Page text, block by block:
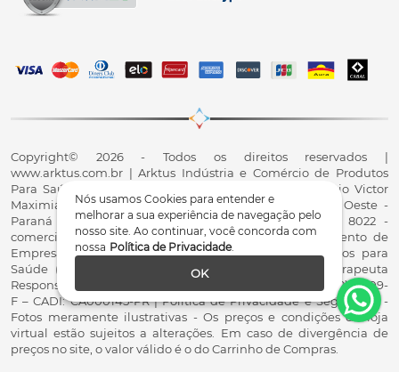
Nós usamos Cookies para entender e
melhorar a sua experiência de navegação pelo
nosso site. Ao continuar, você concorda com
nossa Política de Privacidade.
OK
Copyright© 2026 - Todos os direitos reservados |
www.arktus.com.br | Arktus Indústria e Comércio de Produtos
Para Saúde Ltda | CNPJ: 01.417.367/0001-78 | R. Antônio Victor
Maximiano, 107, Parque Industrial II, Santa Tereza do Oeste -
Paraná - CEP 85825-900 - Fale conosco: 0800 200 8022 -
comercial@arktus.com.br | Autorização de Funcionamento de
Empresa - AFE/ANVISA - Para Fabricação de Produtos para
Saúde (Correlatos): 8.02.844-5 (UX418X102741) - Fisioterapeuta
Responsável Técnico Dr. Alex Fernando Zani - Crefito8(PR): 8409-
F – CADI: CA000145-PR | Política de Privacidade e Segurança -
Fotos meramente ilustrativas - Os preços e condições da loja
virtual estão sujeitos a alterações. Em caso de divergência de
preços no site, o valor válido é o do Carrinho de Compras.